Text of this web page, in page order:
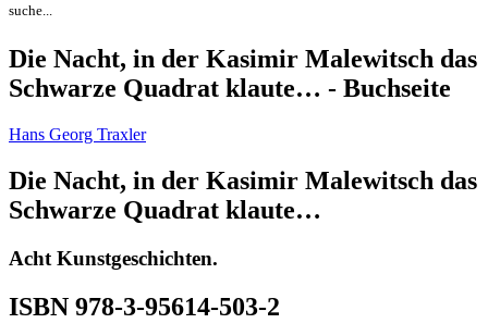
Die Nacht, in der Kasimir Malewitsch das
Schwarze Quadrat klaute… - Buchseite
Hans Georg Traxler
Die Nacht, in der Kasimir Malewitsch das
Schwarze Quadrat klaute…
Acht Kunstgeschichten.
ISBN 978-3-95614-503-2